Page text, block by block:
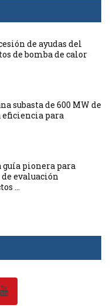
de ayudas del
de bomba de calor
subasta de 600 MW de
eficiencia para
guía pionera para
evaluación
...